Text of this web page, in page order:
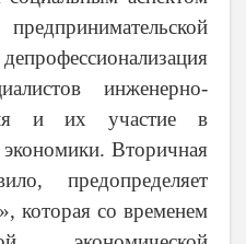
инженерно-
и их участие в
Вторичная
предопределяет
которая со временем